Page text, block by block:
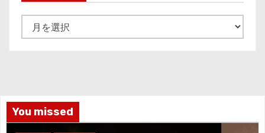
ー
You missed